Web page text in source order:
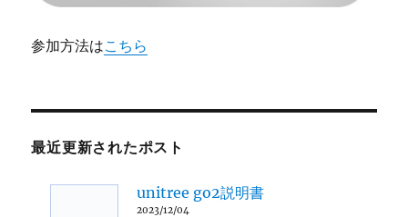
参加方法はこちら
最近更新されたポスト
unitree go2説明書
2023/12/04